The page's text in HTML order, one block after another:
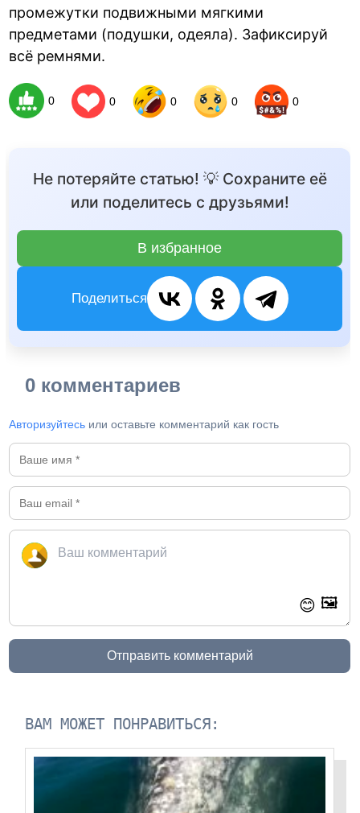
промежутки подвижными мягкими
предметами (подушки, одеяла). Зафиксируй
всё ремнями.
0 0 0 0 0
Не потеряйте статью! 💡 Сохраните её
или поделитесь с друзьями!
В избранное
Поделиться
0 комментариев
Авторизуйтесь или оставьте комментарий как гость
😊 🖼️
Отправить комментарий
ВАМ МОЖЕТ ПОНРАВИТЬСЯ: